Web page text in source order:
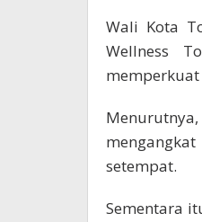
Wali Kota
Wellness
setempat.
Sementara